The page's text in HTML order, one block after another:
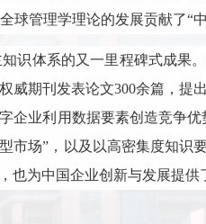
管理学理论的发展贡献了“中
识体系的又一里程碑式成果
威期刊发表论文300余篇，提
企业利用数据要素创造竞争
市场”，以及以高密集度知
为中国企业创新与发展提供